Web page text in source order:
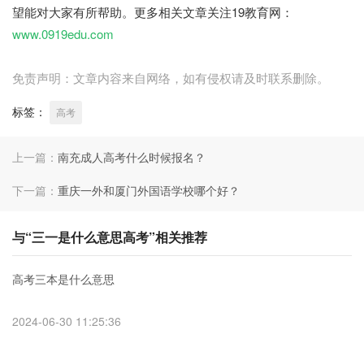
望能对大家有所帮助。更多相关文章关注19教育网：
www.0919edu.com
免责声明：文章内容来自网络，如有侵权请及时联系删除。
标签： 高考
上一篇： 南充成人高考什么时候报名？
下一篇： 重庆一外和厦门外国语学校哪个好？
与“三一是什么意思高考”相关推荐
高考三本是什么意思
2024-06-30 11:25:36